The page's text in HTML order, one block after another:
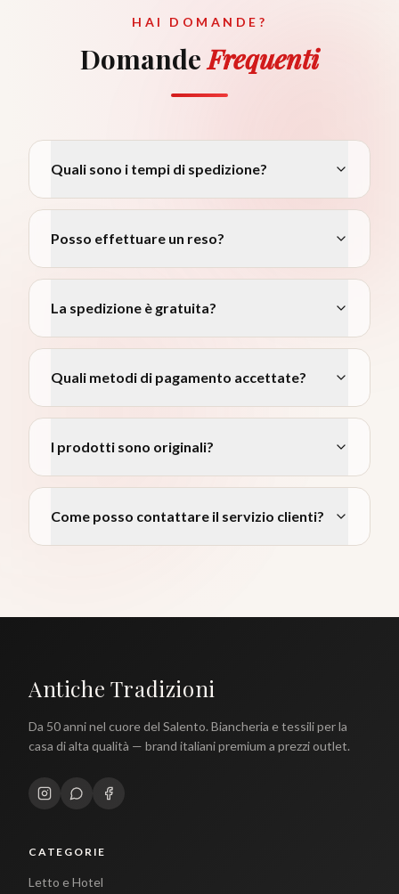
HAI DOMANDE?
DomandeFrequenti
Quali sono i tempi di spedizione?
Posso effettuare un reso?
La spedizione è gratuita?
Quali metodi di pagamento accettate?
I prodotti sono originali?
Come posso contattare il servizio clienti?
Antiche Tradizioni
Da 50 anni nel cuore del Salento. Biancheria e tessili per la
casa di alta qualità — brand italiani premium a prezzi outlet.
CATEGORIE
Letto e Hotel